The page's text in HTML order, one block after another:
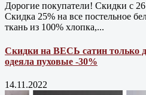
Дорогие покупатели! Скидки с 26
Скидка 25% на все постельное
ткань из 100% хлопка,...
Скидки на ВЕСЬ сатин только
одеяла пуховые -30%
14.11.2022